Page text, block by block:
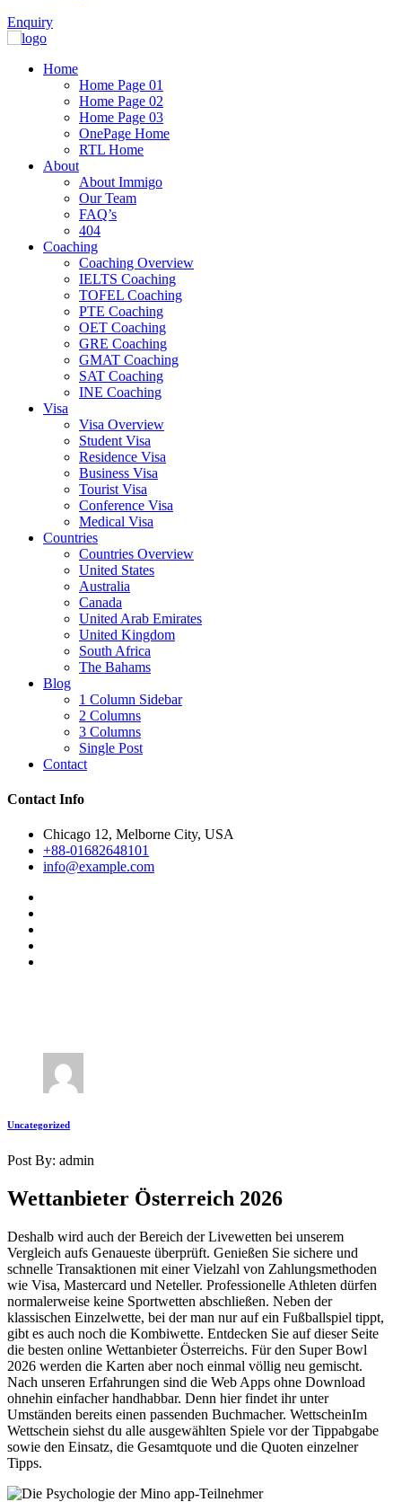
Enquiry
Home
Home Page 01
Home Page 02
Home Page 03
OnePage Home
RTL Home
About
About Immigo
Our Team
FAQ’s
404
Coaching
Coaching Overview
IELTS Coaching
TOFEL Coaching
PTE Coaching
OET Coaching
GRE Coaching
GMAT Coaching
SAT Coaching
INE Coaching
Visa
Visa Overview
Student Visa
Residence Visa
Business Visa
Tourist Visa
Conference Visa
Medical Visa
Countries
Countries Overview
United States
Australia
Canada
United Arab Emirates
United Kingdom
South Africa
The Bahams
Blog
1 Column Sidebar
2 Columns
3 Columns
Single Post
Contact
Contact Info
Chicago 12, Melborne City, USA
+88-01682648101
info@example.com
Uncategorized
Post By: admin
Wettanbieter Österreich 2026
Deshalb wird auch der Bereich der Livewetten bei unserem
Vergleich aufs Genaueste überprüft. Genießen Sie sichere und
schnelle Transaktionen mit einer Vielzahl von Zahlungsmethoden
wie Visa, Mastercard und Neteller. Professionelle Athleten dürfen
normalerweise keine Sportwetten abschließen. Neben der
klassischen Einzelwette, bei der man nur auf ein Fußballspiel tippt,
gibt es auch noch die Kombiwette. Entdecken Sie auf dieser Seite
die besten online Wettanbieter Österreichs. Für den Super Bowl
2026 werden die Karten aber noch einmal völlig neu gemischt.
Nach unseren Erfahrungen sind die Web Apps ohne Download
ohnehin einfacher handhabbar. Denn hier findet ihr unter
Umständen bereits einen passenden Buchmacher. WettscheinIm
Wettschein siehst du alle ausgewählten Spiele vor der Tippabgabe
sowie den Einsatz, die Gesamtquote und die Quoten einzelner
Tipps.